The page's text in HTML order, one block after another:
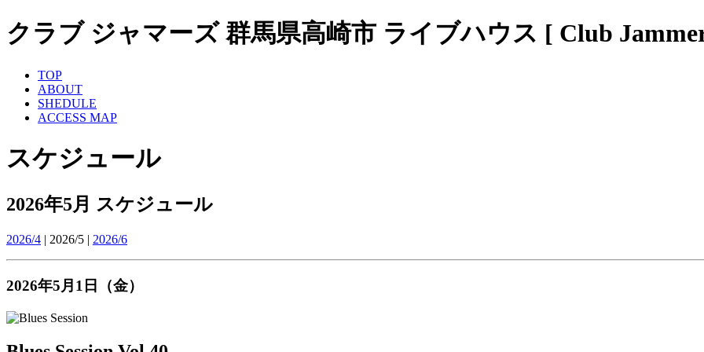
クラブ ジャマーズ 群馬県高崎市 ライブハウス [ Club
TOP
ABOUT
SHEDULE
ACCESS MAP
スケジュール
2026年5月 スケジュール
2026/4 | 2026/5 | 2026/6
2026年5月1日（金）